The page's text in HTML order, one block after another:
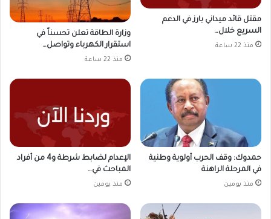
مقتل قائد ميداني بارز في الدعم
السريع خلال…
منذ 22 ساعة
وزارة الطاقة تعلن تحسناً في
استقرار الكهرباء وتواصل…
منذ 22 ساعة
حمدوك: وقف الحرب أولوية وطنية
في المرحلة الراهنة
منذ يومين
الإعدام لضابط شرطة و4 من أفراد
المباحث في…
منذ يومين